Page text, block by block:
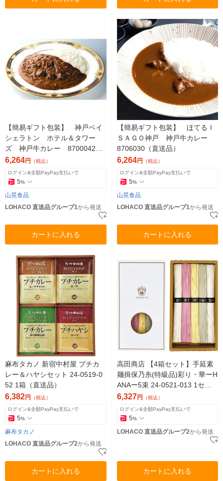
【簡易ギフト包装】 神戸ベイ
シェラトン ホテル＆タワー
ズ 神戸牛カレー 8700042
（直送品）
6,264円 （税込）
ログイン&全額PayPay支払いで
5%
山晃食品
LOHACO 直送品グループ1から発送
カートに入れる
【簡易ギフト包装】 ほてるＩ
ＳＡＧＯ神戸 神戸牛カレー
8706030（直送品）
6,264円 （税込）
ログイン&全額PayPay支払いで
5%
山晃食品
LOHACO 直送品グループ1から発送
カートに入れる
麻布タカノ 新宿中村屋 プチカ
レー＆ハヤシセット 24-0519-0
52 1箱（直送品）
6,382円 （税込）
ログイン&全額PayPay支払いで
5%
麻布タカノ
LOHACO 直送品グループ2から発送
カートに入れる
高田商店 【4箱セット】手延素
麺揖保乃糸(特級品)彩り・華ーH
ANAー5束 24-0521-013 1セッ
ト(4箱入)（直送品）
6,327円 （税込）
ログイン&全額PayPay支払いで
5%
LOHACO 直送品グループ2から発送
カートに入れる